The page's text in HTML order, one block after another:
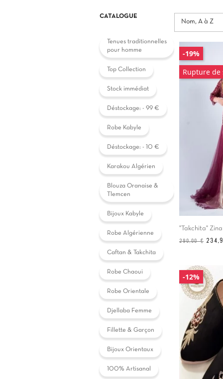
CATALOGUE
Tenues traditionnelles
pour homme
Top Collection
Stock immédiat
Déstockage: - 99 €
Robe Kabyle
Déstockage: - 10 €
Karakou Algérien
Blouza Oranaise &
Tlemcen
Bijoux Kabyle
Robe Algérienne
Caftan & Takchita
Robe Chaoui
Robe Orientale
Djellaba Femme
Fillette & Garçon
Bijoux Orientaux
100% Artisanal
Nom, A à Z
"Takchita" Zina
Prix
290,00 € Prix
-19%
Rupture de
-12%